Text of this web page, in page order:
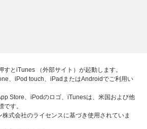
すとiTunes （外部サイト）が起動します。
、iPod touch、iPadまたはAndroidでご利用い
Store、iPodのロゴ、iTunesは、米国および他
です。
株式会社のライセンスに基づき使用されていま